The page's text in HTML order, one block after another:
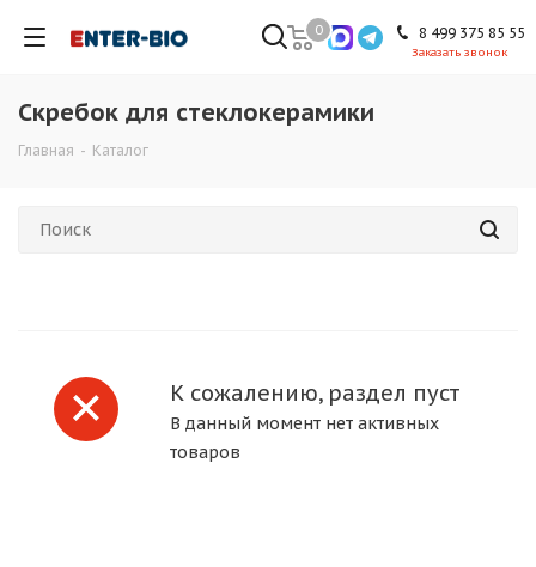
8 499 375 85 55
Заказать звонок
0
Скребок для стеклокерамики
Главная - Каталог
К сожалению, раздел пуст
В данный момент нет активных
товаров